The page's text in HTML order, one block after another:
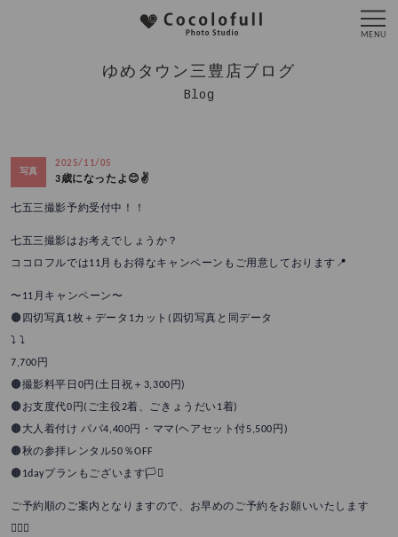
ゆめタウン三豊店ブログ
Blog
写真
2025/11/05
3歳になったよ😊✌️
七五三撮影予約受付中！！
七五三撮影はお考えでしょうか？
ココロフルでは11月もお得なキャンペーンもご用意しております📍
〜11月キャンペーン〜
🟤四切写真1枚＋データ1カット(四切写真と同データ
⤵︎ ⤵︎
7,700円
🟤撮影料平日0円(土日祝＋3,300円)
🟤お支度代0円(ご主役2着、ごきょうだい1着)
🟤大人着付け パパ4,400円・ママ(ヘアセット付5,500円)
🟤秋の参拝レンタル50％OFF
🟤1dayプランもございます🏳️‍⚧️
ご予約順のご案内となりますので、お早めのご予約をお願いいたします
🙇🏻‍♀️